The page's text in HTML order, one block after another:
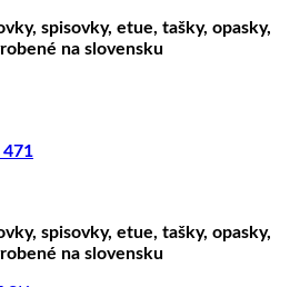
spisovky, etue, tašky, opasky,
na slovensku
471
spisovky, etue, tašky, opasky,
na slovensku